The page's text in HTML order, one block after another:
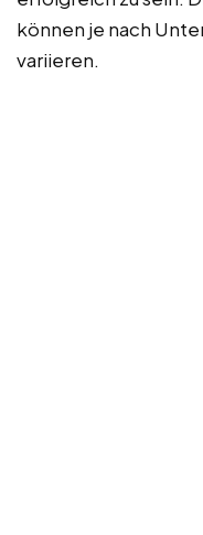
können je nach
variieren.